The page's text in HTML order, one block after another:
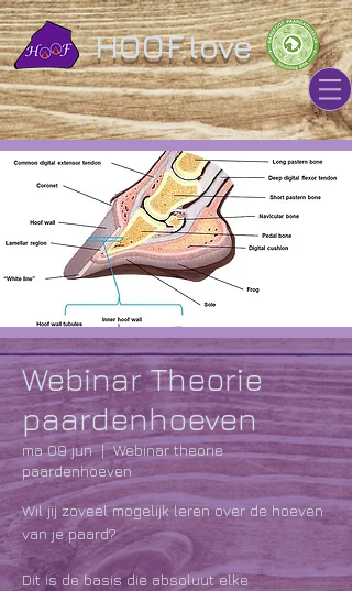
HOOF.love
Webinar Theorie
paardenhoeven
ma 09 jun
  |
Webinar theorie
paardenhoeven
Wil jij zoveel mogelijk leren over de hoeven
van je paard?
Dit is de basis die absoluut elke